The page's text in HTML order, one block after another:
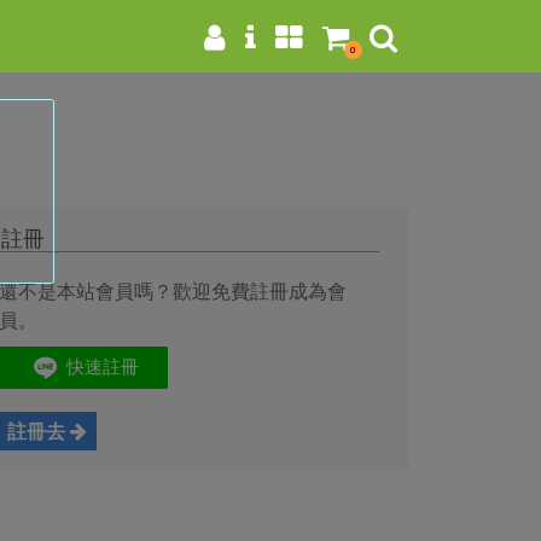
0
註冊
不是本站會員嗎？歡迎免費註冊成為會
。
註冊去